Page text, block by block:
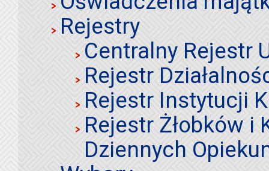
Rejestry
Centralny Rejestr
Rejestr
Rejestr Instytucji
Rejestr Żłobków i
Dziennych